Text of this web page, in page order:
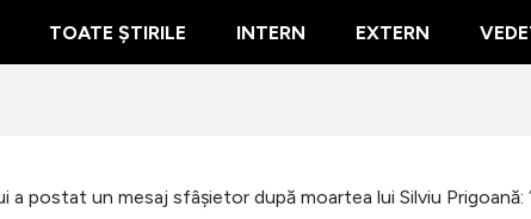
TOATE ȘTIRILE INTERN EXTERN
a postat un mesaj sfâșietor după moartea lui Silviu Prigoană: